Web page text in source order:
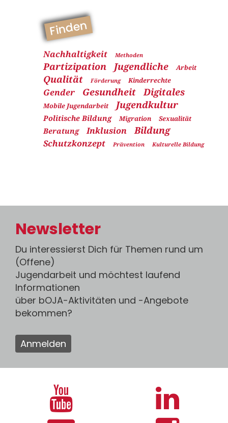
Finden
Nachhaltigkeit Methoden
Partizipation Jugendliche Arbeit
Qualität Förderung Kinderrechte
Gender Gesundheit Digitales
Mobile Jugendarbeit Jugendkultur
Politische Bildung Migration Sexualität
Beratung Inklusion Bildung
Schutzkonzept Prävention Kulturelle Bildung
Newsletter
Du interessierst Dich für Themen rund um
(Offene)
Jugendarbeit und möchtest laufend
Informationen
über bOJA-Aktivitäten und -Angebote
bekommen?
Anmelden